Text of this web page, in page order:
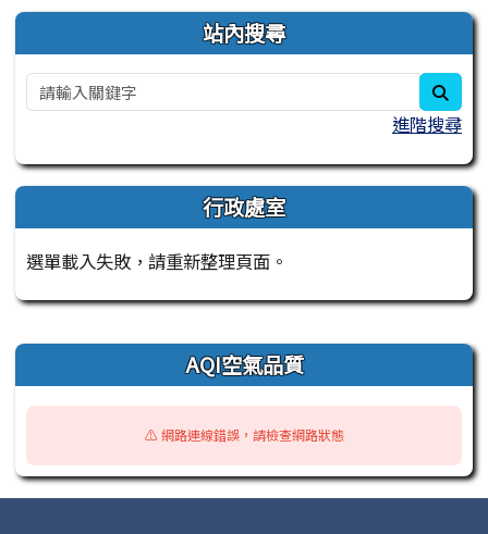
左邊區域內容 站內搜尋
進階搜尋
行政處室
選單載入失敗，請重新整理頁面。
右邊區域內容 AQI空氣品質
⚠️ 網路連線錯誤，請檢查網路狀態